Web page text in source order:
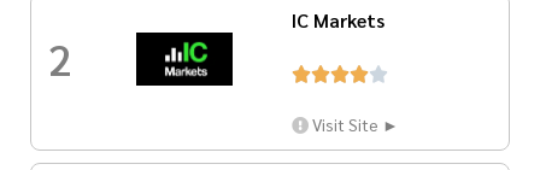
2
IC Markets

Visit Site ►